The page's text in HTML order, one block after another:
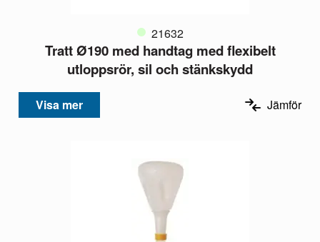
21632
Tratt Ø190 med handtag med flexibelt
utloppsrör, sil och stänkskydd
Visa mer Jämför